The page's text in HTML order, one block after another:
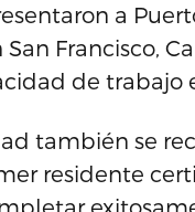
a
Francisco,
de trabajo
también se
residente